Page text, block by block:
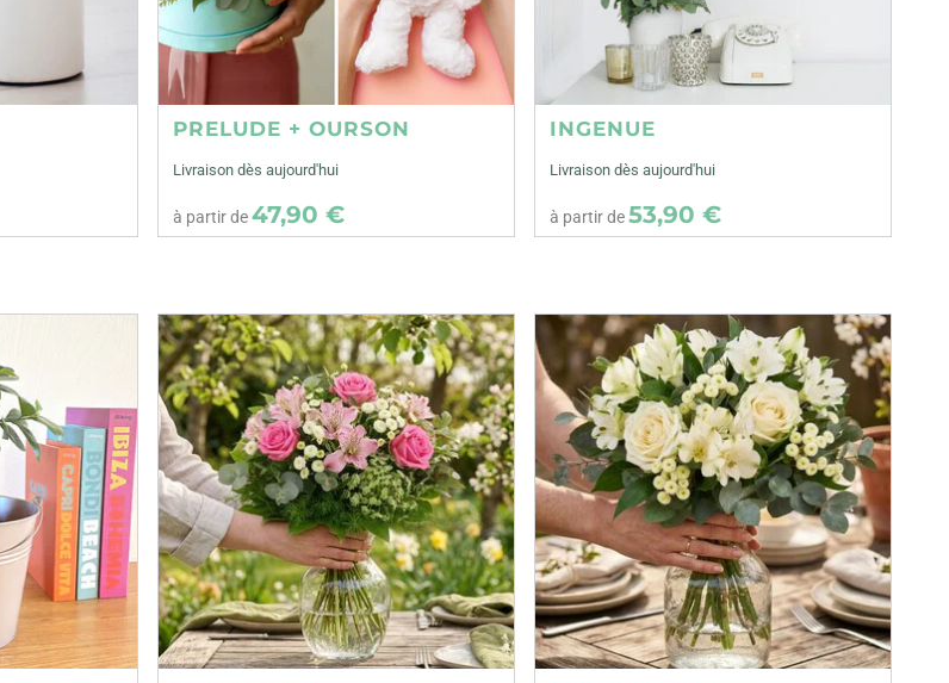
PRELUDE + OURSON
Livraison dès aujourd'hui
à partir de47,90 €
INGENUE
Livraison dès aujourd'hui
à partir de53,90 €